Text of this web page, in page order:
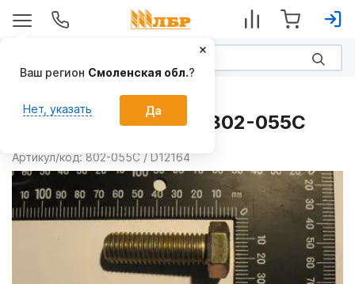
Болт шестигранный 802-055C
Артикул/код: 802-055C / D12164
Ваш регион Смоленская обл.?
Нет, указать Да